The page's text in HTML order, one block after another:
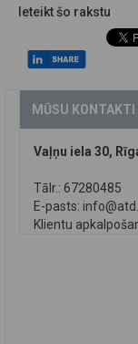
Ieteikt šo rakstu
MŪSU KONTAKTI
Vaļņu iela 30,
Tālr.: 67280485
E-pasts:
Klientu